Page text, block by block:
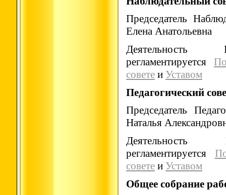
Председатель
Елена Анатольевна
Деятельность
регламентируется
совете и Уставом
Педагогический
Председатель
Наталья
Деятельность
регламентируется
совете и Уставом
Общее собрание